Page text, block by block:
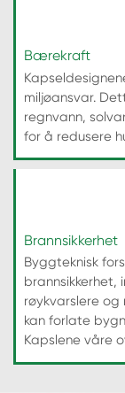
Bærekraft
miljøansvar.
regnvann,
for å redusere
Brannsikkerhet
Byggteknisk
brannsikkerhet,
røykvarslere og
kan forlate
Kapslene våre